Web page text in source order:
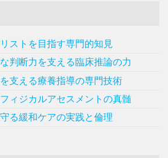
ストを目指す専門的知見
判断力を支える臨床推論の力
支える療養指導の専門技術
ィジカルアセスメントの真髄
る緩和ケアの実践と倫理